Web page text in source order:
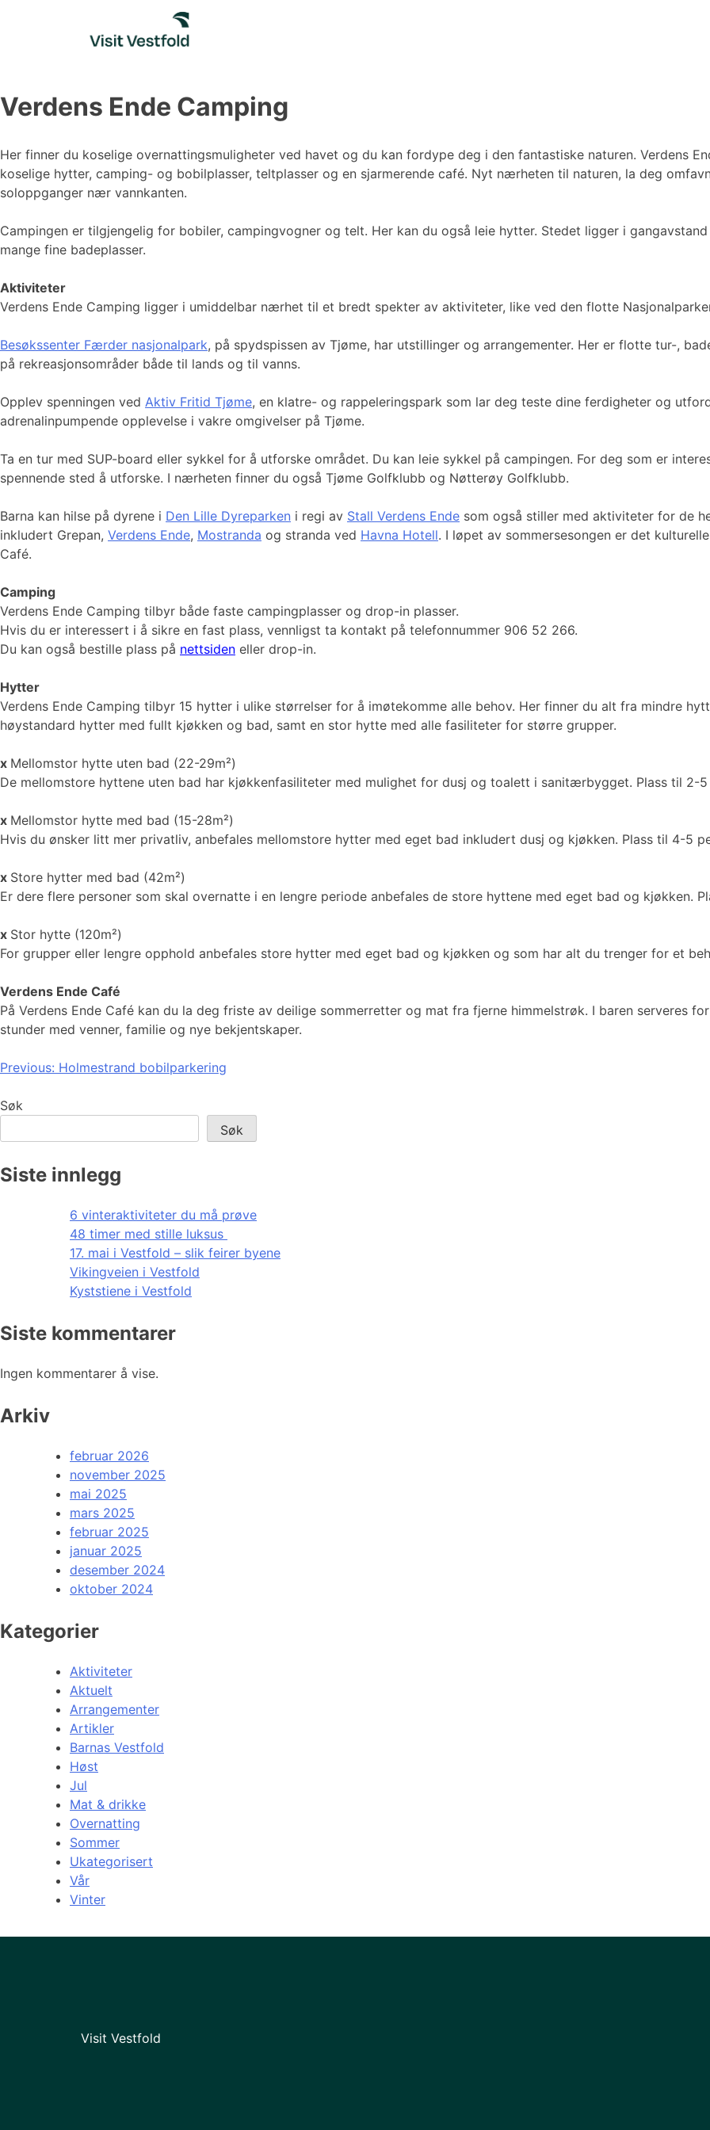
Verdens Ende Camping
Her finner du koselige overnattingsmuligheter ved havet og du kan fordype deg i den fantastiske naturen. Verdens
koselige hytter, camping- og bobilplasser, teltplasser og en sjarmerende café. Nyt nærheten til naturen, la deg
soloppganger nær vannkanten.
Campingen er tilgjengelig for bobiler, campingvogner og telt. Her kan du også leie hytter. Stedet ligger i
mange fine badeplasser.
Aktiviteter
Verdens Ende Camping ligger i umiddelbar nærhet til et bredt spekter av aktiviteter, like ved den flotte
Besøkssenter Færder nasjonalpark, på spydspissen av Tjøme, har utstillinger og arrangementer. Her er flotte tur-,
på rekreasjonsområder både til lands og til vanns.
Opplev spenningen ved Aktiv Fritid Tjøme, en klatre- og rappeleringspark som lar deg teste dine ferdigheter og
adrenalinpumpende opplevelse i vakre omgivelser på Tjøme.
Ta en tur med SUP-board eller sykkel for å utforske området. Du kan leie sykkel på campingen. For deg som er
spennende sted å utforske. I nærheten finner du også Tjøme Golfklubb og Nøtterøy Golfklubb.
Barna kan hilse på dyrene i Den Lille Dyreparken i regi av Stall Verdens Ende som også stiller med aktiviteter for de
inkludert Grepan, Verdens Ende, Mostranda og stranda ved Havna Hotell. I løpet av sommersesongen er det
Café.
Camping
Verdens Ende Camping tilbyr både faste campingplasser og drop-in plasser.
Hvis du er interessert i å sikre en fast plass, vennligst ta kontakt på telefonnummer 906 52 266.
Du kan også bestille plass på nettsiden eller drop-in.
Hytter
Verdens Ende Camping tilbyr 15 hytter i ulike størrelser for å imøtekomme alle behov. Her finner du alt fra mindre
høystandard hytter med fullt kjøkken og bad, samt en stor hytte med alle fasiliteter for større grupper.
x Mellomstor hytte uten bad (22-29m²)
De mellomstore hyttene uten bad har kjøkkenfasiliteter med mulighet for dusj og toalett i sanitærbygget. Plass til 2-5
x Mellomstor hytte med bad (15-28m²)
Hvis du ønsker litt mer privatliv, anbefales mellomstore hytter med eget bad inkludert dusj og kjøkken. Plass til 4-5
x Store hytter med bad (42m²)
Er dere flere personer som skal overnatte i en lengre periode anbefales de store hyttene med eget bad og kjøkken.
x Stor hytte (120m²)
For grupper eller lengre opphold anbefales store hytter med eget bad og kjøkken og som har alt du trenger for et
Verdens Ende Café
På Verdens Ende Café kan du la deg friste av deilige sommerretter og mat fra fjerne himmelstrøk. I baren serveres
stunder med venner, familie og nye bekjentskaper.
Innleggsnavigasjon
Previous: Holmestrand bobilparkering
Søk
Søk
Siste innlegg
6 vinteraktiviteter du må prøve
48 timer med stille luksus
17. mai i Vestfold – slik feirer byene
Vikingveien i Vestfold
Kyststiene i Vestfold
Siste kommentarer
Ingen kommentarer å vise.
Arkiv
februar 2026
november 2025
mai 2025
mars 2025
februar 2025
januar 2025
desember 2024
oktober 2024
Kategorier
Aktiviteter
Aktuelt
Arrangementer
Artikler
Barnas Vestfold
Høst
Jul
Mat & drikke
Overnatting
Sommer
Ukategorisert
Vår
Vinter
Visit Vestfold